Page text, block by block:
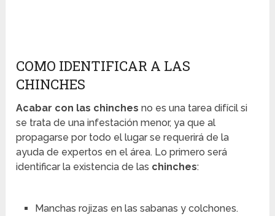
COMO IDENTIFICAR A LAS
CHINCHES
Acabar con las chinchesno es una tarea difícil si
se trata de una infestación menor, ya que al
propagarse por todo el lugar se requerirá de la
ayuda de expertos en el área. Lo primero será
identificar la existencia de las chinches:
Manchas rojizas en las sabanas y colchones.